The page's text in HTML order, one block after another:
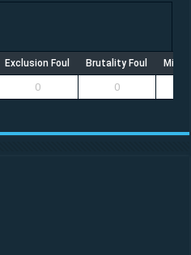
Exclusion Foul Brutality Foul
0 0